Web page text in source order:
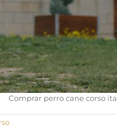
Comprar perro cane corso